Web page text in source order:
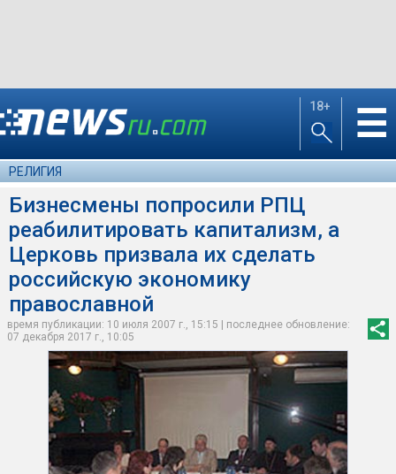
18+ ☰
РЕЛИГИЯ
Бизнесмены попросили РПЦ
реабилитировать капитализм, а
Церковь призвала их сделать
российскую экономику
православной
время публикации: 10 июля 2007 г., 15:15 | последнее обновление:
07 декабря 2017 г., 10:05